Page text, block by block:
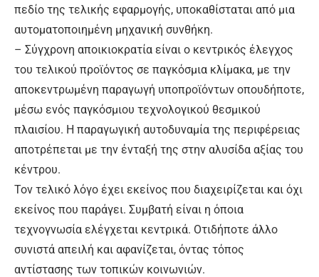
πεδίο της τελικής εφαρμογής, υποκαθίσταται από μια
αυτοματοποιημένη μηχανική συνθήκη.
– Σύγχρονη αποικιοκρατία είναι ο κεντρικός έλεγχος
του τελικού προϊόντος σε παγκόσμια κλίμακα, με την
αποκεντρωμένη παραγωγή υποπροϊόντων οπουδήποτε,
μέσω ενός παγκόσμιου τεχνολογικού θεσμικού
πλαισίου. Η παραγωγική αυτοδυναμία της περιφέρειας
αποτρέπεται με την ένταξή της στην αλυσίδα αξίας του
κέντρου.
Τον τελικό λόγο έχει εκείνος που διαχειρίζεται και όχι
εκείνος που παράγει. Συμβατή είναι η όποια
τεχνογνωσία ελέγχεται κεντρικά. Οτιδήποτε άλλο
συνιστά απειλή και αφανίζεται, όντας τόπος
αντίστασης των τοπικών κοινωνιών.